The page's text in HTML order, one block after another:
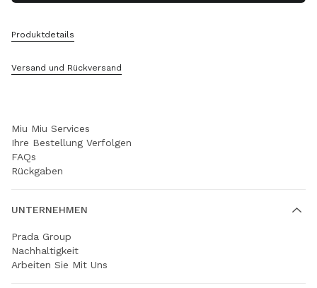
Produktdetails
Versand und Rückversand
+49 30 3080 9277
Kontakte
Sitemap
Miu Miu Services
Ihre Bestellung Verfolgen
FAQs
Rückgaben
UNTERNEHMEN
Prada Group
Nachhaltigkeit
Arbeiten Sie Mit Uns